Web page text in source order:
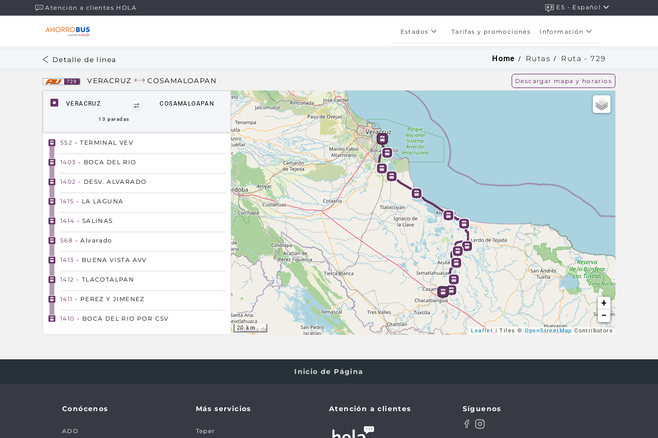
Atención a clientes HOLA ES - Español
Estados Tarifas y promociones Información
Detalle de línea Home Rutas Ruta -729
729 VERACRUZ COSAMALOAPAN Descargar mapa y horarios
VERACRUZ COSAMALOAPAN
13 paradas
552 - TERMINAL VEV
1403 - BOCA DEL RIO
1402 - DESV. ALVARADO
1415 - LA LAGUNA
1414 - SALINAS
568 - Alvarado
1413 - BUENA VISTA AVV
1412 - TLACOTALPAN
1411 - PEREZ Y JIMENEZ
1410 - BOCA DEL RIO POR CSV
1408- SAN CRISTOBAL
20 km
+
−
Leaflet| Tiles © OpenStreetMap Contributors
Inicio de Página
Conócenos
ADO
Más servicios
Teper
Atención a clientes Síguenos